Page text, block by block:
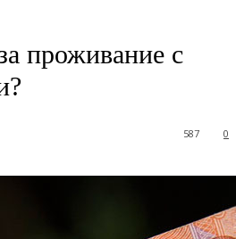
проживание с
0
587